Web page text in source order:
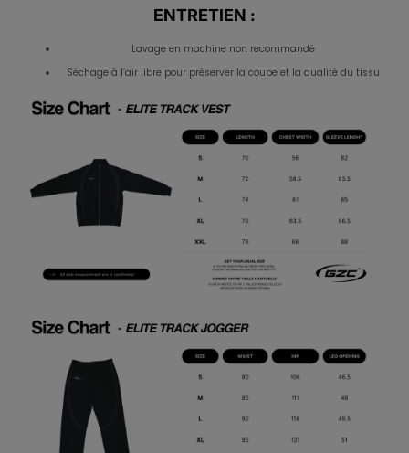
ENTRETIEN :
Lavage en machine non recommandé
Séchage à l’air libre pour préserver la coupe et la qualité du tissu